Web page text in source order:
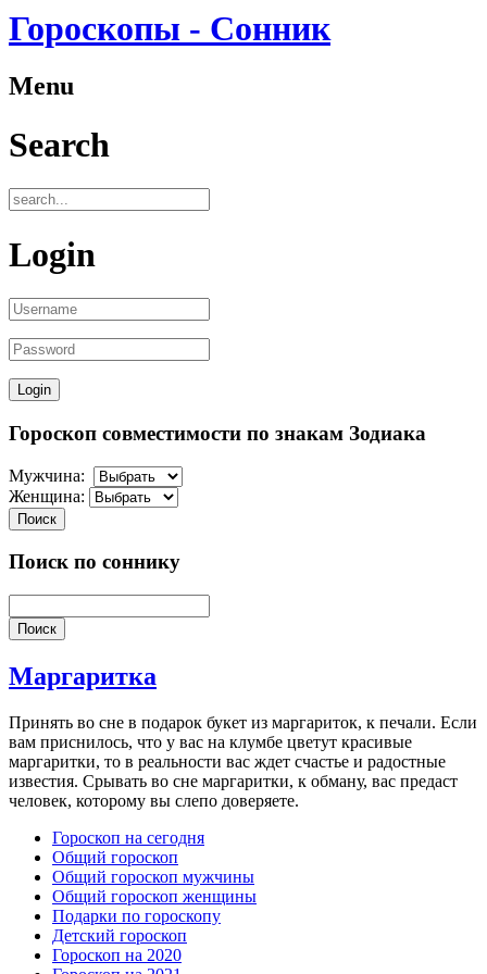
Гороскопы - Сонник
Menu
Search
Login
Гороскоп совместимости по знакам Зодиака
Мужчина:
Женщина:
Поиск
Поиск по соннику
Поиск
Маргаритка
Принять во сне в подарок букет из маргариток, к печали. Если
вам приснилось, что у вас на клумбе цветут красивые
маргаритки, то в реальности вас ждет счастье и радостные
известия. Срывать во сне маргаритки, к обману, вас предаст
человек, которому вы слепо доверяете.
Гороскоп на сегодня
Общий гороскоп
Общий гороскоп мужчины
Общий гороскоп женщины
Подарки по гороскопу
Детский гороскоп
Гороскоп на 2020